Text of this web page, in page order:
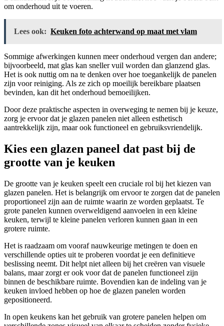
om onderhoud uit te voeren.
Lees ook: Keuken foto achterwand op maat met vlam
Sommige afwerkingen kunnen meer onderhoud vergen dan andere;
bijvoorbeeld, mat glas kan sneller vuil worden dan glanzend glas.
Het is ook nuttig om na te denken over hoe toegankelijk de panelen
zijn voor reiniging. Als ze zich op moeilijk bereikbare plaatsen
bevinden, kan dit het onderhoud bemoeilijken.
Door deze praktische aspecten in overweging te nemen bij je keuze,
zorg je ervoor dat je glazen panelen niet alleen esthetisch
aantrekkelijk zijn, maar ook functioneel en gebruiksvriendelijk.
Kies een glazen paneel dat past bij de
grootte van je keuken
De grootte van je keuken speelt een cruciale rol bij het kiezen van
glazen panelen. Het is belangrijk om ervoor te zorgen dat de panelen
proportioneel zijn aan de ruimte waarin ze worden geplaatst. Te
grote panelen kunnen overweldigend aanvoelen in een kleine
keuken, terwijl te kleine panelen verloren kunnen gaan in een
grotere ruimte.
Het is raadzaam om vooraf nauwkeurige metingen te doen en
verschillende opties uit te proberen voordat je een definitieve
beslissing neemt. Dit helpt niet alleen bij het creëren van visuele
balans, maar zorgt er ook voor dat de panelen functioneel zijn
binnen de beschikbare ruimte. Bovendien kan de indeling van je
keuken invloed hebben op hoe de glazen panelen worden
gepositioneerd.
In open keukens kan het gebruik van grotere panelen helpen om